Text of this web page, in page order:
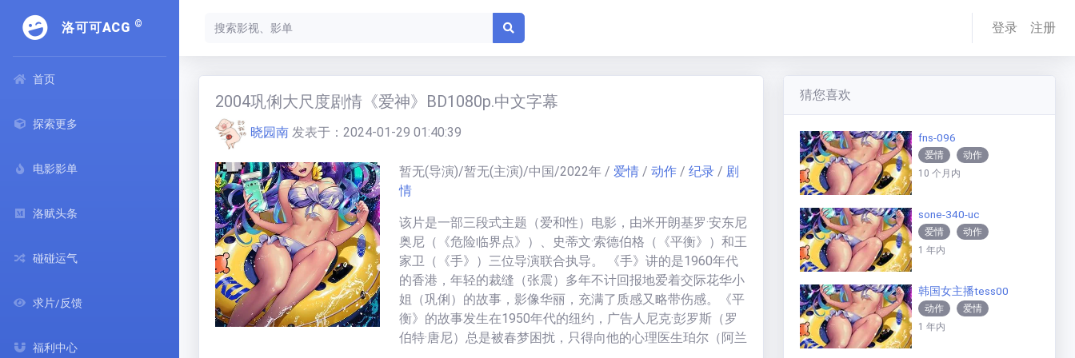
洛可可ACG ©
首页
探索更多
电影影单
洛赋头条
碰碰运气
求片/反馈
福利中心
登录 注册
2004巩俐大尺度剧情《爱神》BD1080p.中文字幕
晓园南 发表于： 2024-01-29 01:40:39
暂无(导演)/暂无(主演)/中国/2022年 / 爱情 / 动作 / 纪录 / 剧
情
该片是一部三段式主题（爱和性）电影，由米开朗基罗·安东尼
奥尼（《危险临界点》）、史蒂文·索德伯格（《平衡》）和王
家卫（《手》）三位导演联合执导。 《手》讲的是1960年代
的香港，年轻的裁缝（张震）多年不计回报地爱着交际花华小
姐（巩俐）的故事，影像华丽，充满了质感又略带伤感。《平
衡》的故事发生在1950年代的纽约，广告人尼克·彭罗斯（罗
伯特·唐尼）总是被春梦困扰，只得向他的心理医生珀尔（阿兰
猜您喜欢
fns-096
爱情
动作
10 个月内
sone-340-uc
爱情
动作
1 年内
韩国女主播tess00
动作
爱情
1 年内